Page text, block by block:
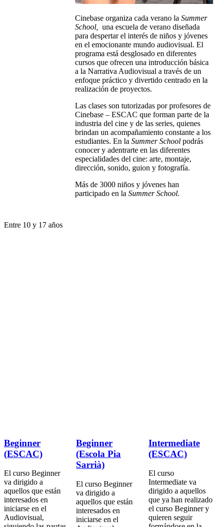
Cinebase organiza cada verano la Summer
School,
una escuela de verano diseñada
para despertar el interés de niños y jóvenes
en el emocionante mundo audiovisual. El
programa está desglosado en diferentes
cursos que ofrecen una introducción básica
a la Narrativa Audiovisual a través de un
enfoque práctico y divertido centrado en la
realización de proyectos.
Las clases son tutorizadas por profesores de
Cinebase – ESCAC que forman parte de la
industria del cine y de las series, quienes
brindan un acompañamiento constante a los
estudiantes. En la Summer Schoolpodrás
conocer y adentrarte en las diferentes
especialidades del cine: arte, montaje,
dirección, sonido, guion y fotografía.
Más de 3000 niños y jóvenes han
participado en la Summer School.
Entre 10 y 17 años
Beginner
(ESCAC)
El curso Beginner
va dirigido a
aquellos que están
interesados en
iniciarse en el
Audiovisual,
Beginner
(Escola Pia
Sarrià)
El curso Beginner
va dirigido a
aquellos que están
interesados en
iniciarse en el
Intermediate
(ESCAC)
El curso
Intermediate va
dirigido a aquellos
que ya han realizado
el curso Beginner y
quieren seguir